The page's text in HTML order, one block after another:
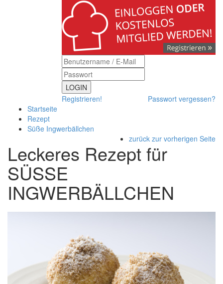
LOGIN
Registrieren!
Passwort vergessen?
Startseite
Rezept
Süße Ingwerbällchen
zurück zur vorherigen Seite
Leckeres Rezept für
SÜSSE I
NGWERBÄLLCHEN